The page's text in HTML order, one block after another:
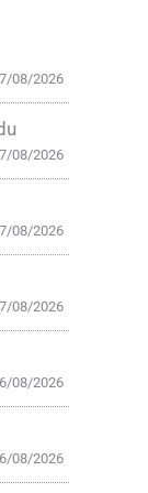
08/2026
08/2026
08/2026
08/2026
08/2026
08/2026